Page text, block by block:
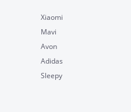
Xiaomi
Mavi
Avon
Adidas
Sleepy